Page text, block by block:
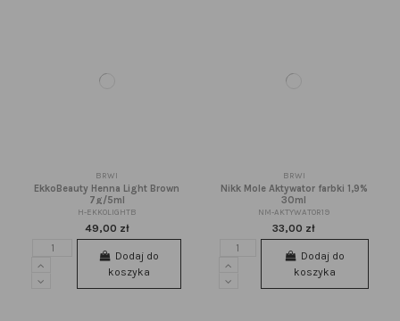
BRWI
EkkoBeauty Henna Light Brown
7g/5ml
H-EKKOLIGHTB
49,00 zł
Dodaj do
koszyka
BRWI
Nikk Mole Aktywator farbki 1,9%
30ml
NM-AKTYWATOR19
33,00 zł
Dodaj do
koszyka